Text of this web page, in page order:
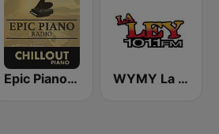
Epic Piano - CHILLOUT PIANO WYMY La Ley 101.1 FM